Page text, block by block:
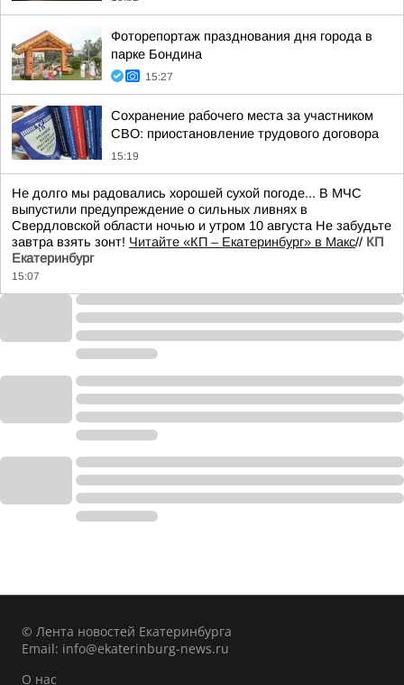
Фоторепортаж празднования дня города в
парке Бондина
15:27
Сохранение рабочего места за участником
СВО: приостановление трудового договора
15:19
Не долго мы радовались хорошей сухой погоде... В МЧС
выпустили предупреждение о сильных ливнях в
Свердловской области ночью и утром 10 августа Не забудьте
завтра взять зонт! Читайте «КП – Екатеринбург» в Макс// КП
Екатеринбург
15:07
© Лента новостей Екатеринбурга
Email: info@ekaterinburg-news.ru
О нас